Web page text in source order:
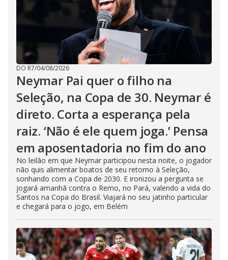
DO R7/04/08/2026
Neymar Pai quer o filho na
Seleção, na Copa de 30. Neymar é
direto. Corta a esperança pela
raiz. ‘Não é ele quem joga.’ Pensa
em aposentadoria no fim do ano
No leilão em que Neymar participou nesta noite, o jogador
não quis alimentar boatos de seu retorno à Seleção,
sonhando com a Copa de 2030. E ironizou a pergunta se
jogará amanhã contra o Remo, no Pará, valendo a vida do
Santos na Copa do Brasil. Viajará no seu jatinho particular
e chegará para o jogo, em Belém